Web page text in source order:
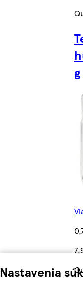
Nastavenia
g